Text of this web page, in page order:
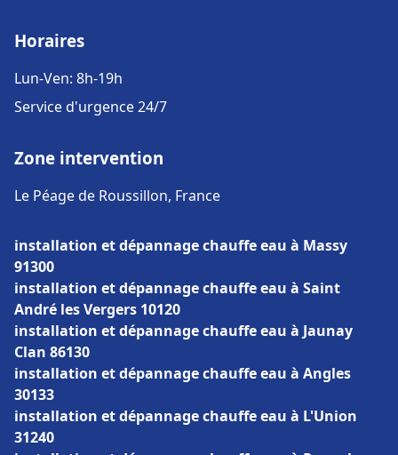
Horaires
Lun-Ven: 8h-19h
Service d'urgence 24/7
Zone intervention
Le Péage de Roussillon, France
installation et dépannage chauffe eau à Massy
91300
installation et dépannage chauffe eau à Saint
André les Vergers 10120
installation et dépannage chauffe eau à Jaunay
Clan 86130
installation et dépannage chauffe eau à Angles
30133
installation et dépannage chauffe eau à L'Union
31240